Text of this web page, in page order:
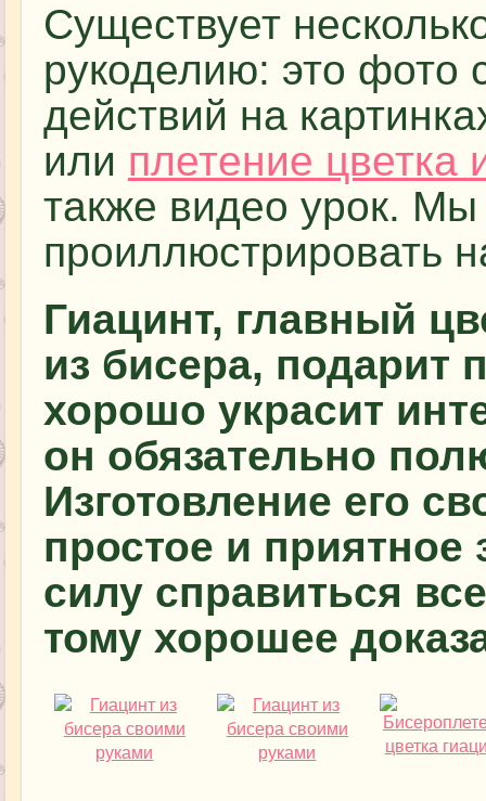
Существует
рукоделию: это фото
действий на
или плетение цветка
также видео урок.
проиллюстрировать
Гиацинт, главный
из бисера, подарит
хорошо украсит
он обязательно
Изготовление его
простое и приятное
силу справиться
тому хорошее